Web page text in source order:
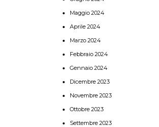
Maggio 2024
Aprile 2024
Marzo 2024
Febbraio 2024
Gennaio 2024
Dicembre 2023
Novembre 2023
Ottobre 2023
Settembre 2023